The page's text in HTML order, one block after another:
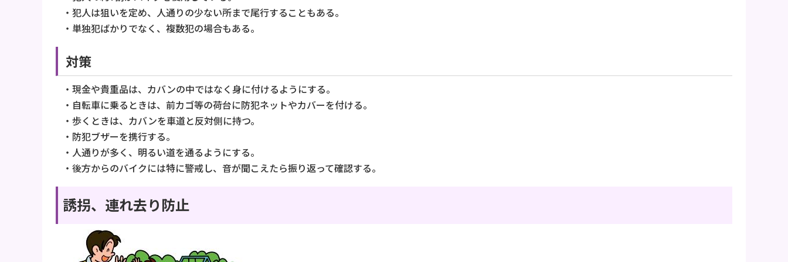
・犯人は狙いを定め、人通りの少ない所まで尾行することもある。
・単独犯ばかりでなく、複数犯の場合もある。
対策
・現金や貴重品は、カバンの中ではなく身に付けるようにする。
・自転車に乗るときは、前カゴ等の荷台に防犯ネットやカバーを付ける。
・歩くときは、カバンを車道と反対側に持つ。
・防犯ブザーを携行する。
・人通りが多く、明るい道を通るようにする。
・後方からのバイクには特に警戒し、音が聞こえたら振り返って確認する。
誘拐、連れ去り防止